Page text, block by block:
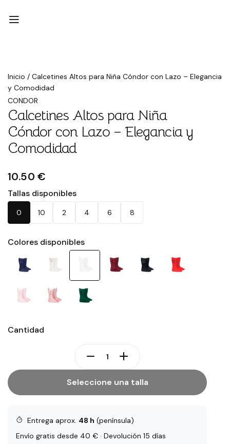
Inicio / Calcetines Altos para Niña Cóndor con Lazo – Elegancia
y Comodidad
CONDOR
Calcetines Altos para Niña
Cóndor con Lazo – Elegancia y
Comodidad
10.50 €
Tallas disponibles
0 10 2 4 6 8
Colores disponibles
Cantidad
Seleccione una talla
Entrega aprox. 48 h (península)
Envío gratis desde 40 € · Devolución 15 días